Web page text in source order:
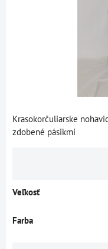
Krasokorčuliarske
zdobené pásikmi
Veľkosť
Farba